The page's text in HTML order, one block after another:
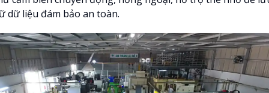
dữ liệu đám bảo an toàn.